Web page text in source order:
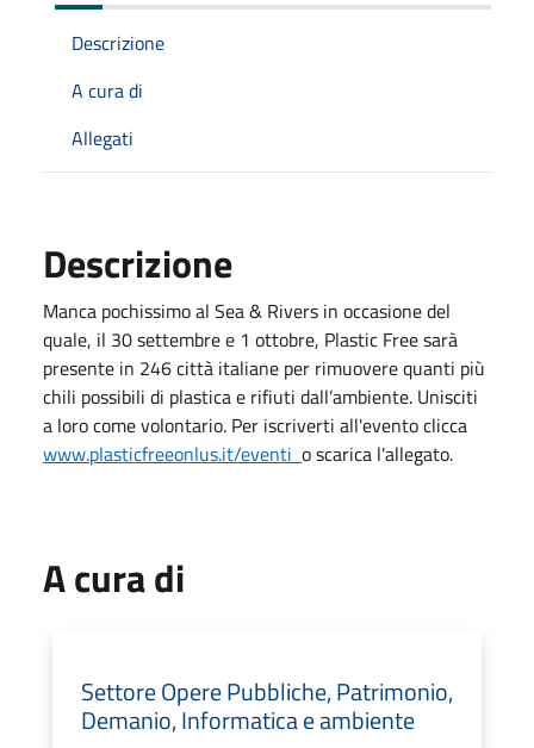
Descrizione
A cura di
Allegati
Descrizione
Manca pochissimo al Sea & Rivers in occasione del
quale, il 30 settembre e 1 ottobre, Plastic Free sarà
presente in 246 città italiane per rimuovere quanti più
chili possibili di plastica e rifiuti dall’ambiente. Unisciti
a loro come volontario. Per iscriverti all'evento clicca
www.plasticfreeonlus.it/eventi o scarica l'allegato.
A cura di
Settore Opere Pubbliche, Patrimonio,
Demanio, Informatica e ambiente